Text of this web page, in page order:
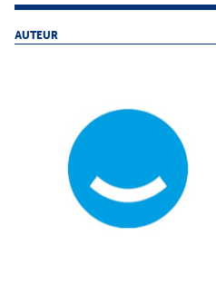
AUTEUR